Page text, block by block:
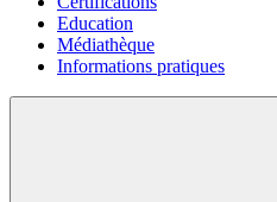
Education
Médiathèque
Informations pratiques